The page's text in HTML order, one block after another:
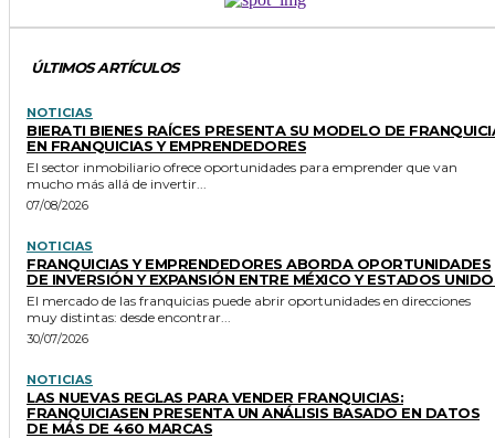
ÚLTIMOS ARTÍCULOS
NOTICIAS
BIERATI BIENES RAÍCES PRESENTA SU MODELO DE
EN FRANQUICIAS Y EMPRENDEDORES
El sector inmobiliario ofrece oportunidades para emprender que van
mucho más allá de invertir...
07/08/2026
NOTICIAS
FRANQUICIAS Y EMPRENDEDORES ABORDA OPORTUNIDADES
DE INVERSIÓN Y EXPANSIÓN ENTRE MÉXICO Y ESTADOS
El mercado de las franquicias puede abrir oportunidades en direcciones
muy distintas: desde encontrar...
30/07/2026
NOTICIAS
LAS NUEVAS REGLAS PARA VENDER FRANQUICIAS:
FRANQUICIASEN PRESENTA UN ANÁLISIS BASADO EN DATOS
DE MÁS DE 460 MARCAS